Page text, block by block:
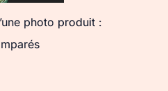
photo produit :